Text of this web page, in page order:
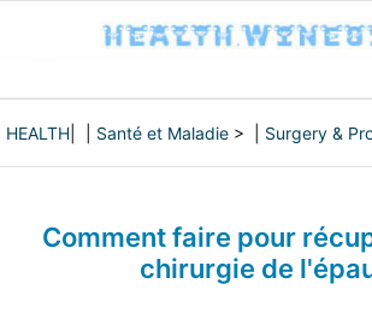
HEALTH Santé et Maladie > | Surgery &
Comment faire pour
chirurgie de